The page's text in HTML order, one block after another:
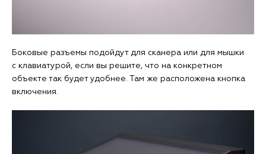
Боковые разъемы подойдут для сканера или для мышки
с клавиатурой, если вы решите, что на конкретном
объекте так будет удобнее. Там же расположена кнопка
включения.